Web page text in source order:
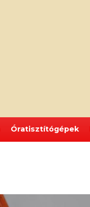
Óratisztítógépek